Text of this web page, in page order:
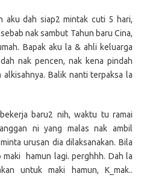
aku dah siap2 mintak cuti 5 hari,
nak sambut Tahun baru Cina,
Bapak aku la & ahli keluarga
nak pencen, nak kena pindah
alkisahnya. Balik nanti terpaksa la
baru2 nih, waktu tu ramai
ni yang malas nak ambil
urusan dia dilaksanakan. Bila
hamun lagi. perghhh. Dah la
untuk maki hamun, K_mak..